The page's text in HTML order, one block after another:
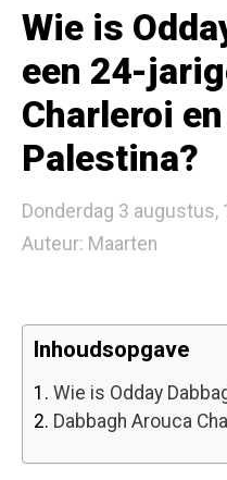
Wie is
een 24-
Charleroi
Palestina?
Donderdag 3 augustus,
Auteur: Maarten
Inhoudsopgave
1. Wie is Odday
2. Dabbagh Arouca